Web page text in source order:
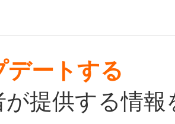
デートする
が提供する情